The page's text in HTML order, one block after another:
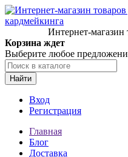
Интернет-магазин
Корзина ждет
Выберите любое
Найти
Вход
Регистрация
Главная
Блог
Доставка